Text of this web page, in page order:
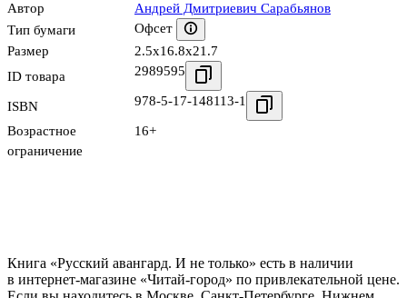
Автор
Андрей Дмитриевич Сарабьянов
Тип бумаги
Офсет
Размер
2.5x16.8x21.7
ID товара
2989595
ISBN 978-5-17-148113-1
Возрастное
ограничение
16+
Книга «Русский авангард. И не только» есть в наличии
в интернет-магазине «Читай-город» по привлекательной цене.